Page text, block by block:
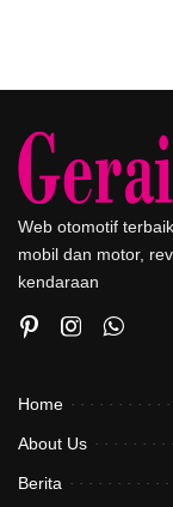
Web otomotif
mobil dan motor,
kendaraan
Home
About Us
Berita